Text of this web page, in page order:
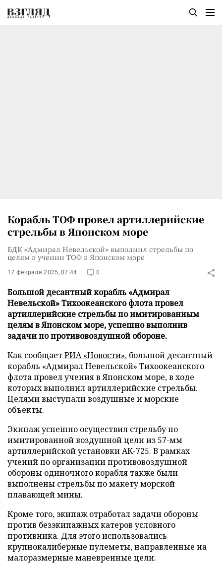
Корабль ТОФ провел артиллерийские
стрельбы в Японском море
БДК «Адмирал Невельской» выполнил стрельбы по
целям в учении ТОФ в Японском море
17 февраля 2025, 07:44 0
Большой десантный корабль «Адмирал
Невельской» Тихоокеанского флота провел
артиллерийские стрельбы по имитированным
целям в Японском море, успешно выполнив
задачи по противовоздушной обороне.
Как сообщаетРИА «Новости», большой десантный
корабль «Адмирал Невельской» Тихоокеанского
флота провел учения в Японском море, в ходе
которых выполнил артиллерийские стрельбы.
Целями выступали воздушные и морские
объекты.
Экипаж успешно осуществил стрельбу по
имитированной воздушной цели из 57-мм
артиллерийской установки АК-725. В рамках
учений по организации противовоздушной
обороны одиночного корабля также были
выполнены стрельбы по макету морской
плавающей мины.
Кроме того, экипаж отработал задачи обороны
против безэкипажных катеров условного
противника. Для этого использовались
крупнокалиберные пулеметы, направленные на
малоразмерные маневренные цели.